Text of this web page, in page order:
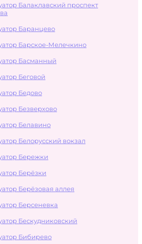
Балаклавский проспект
Баранцево
Барское-Мелечкино
Басманный
Беговой
Бедово
Безверхово
Белавино
Белорусский вокзал
Бережки
Берёзки
Берёзовая аллея
Берсеневка
Бескудниковский
Бибирево